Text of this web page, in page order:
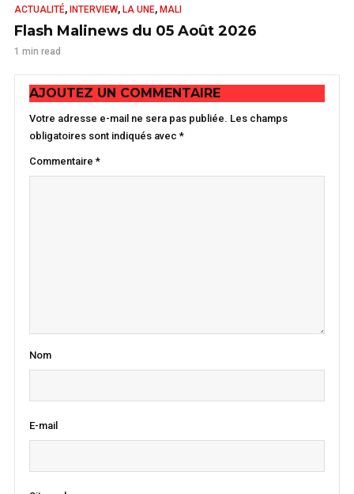
ACTUALITÉ, INTERVIEW, LA UNE, MALI
Flash Malinews du 05 Août 2026
1 min read
AJOUTEZ UN COMMENTAIRE
Votre adresse e-mail ne sera pas publiée. Les champs
obligatoires sont indiqués avec *
Commentaire *
Nom
E-mail